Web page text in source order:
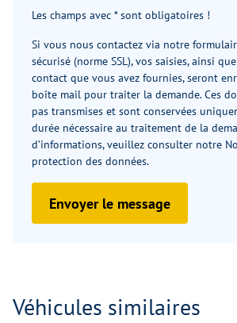
Les champs avec * sont obligatoires !
Si vous nous contactez via notre
sécurisé (norme SSL), vos saisies, ainsi
contact que vous avez fournies, seront
boîte mail pour traiter la demande. Ces
pas transmises et sont conservées
durée nécessaire au traitement de la
d’informations, veuillez consulter notre
protection des données.
Envoyer le message
Véhicules similaires